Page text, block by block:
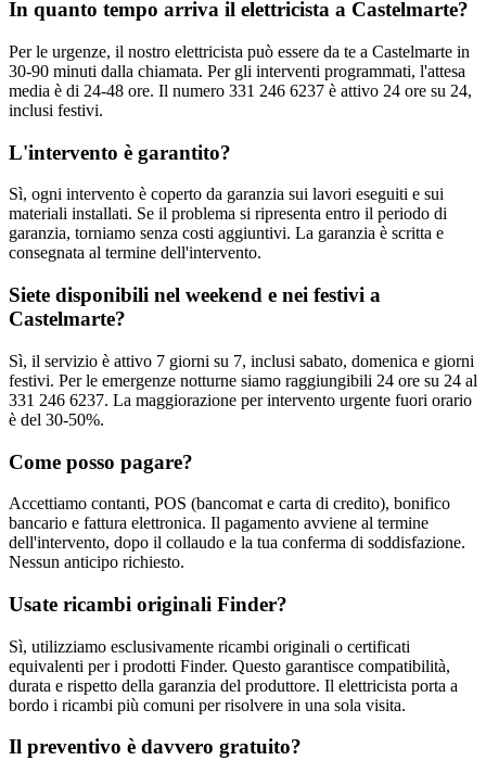
In quanto tempo arriva il elettricista a Castelmarte?
Per le urgenze, il nostro elettricista può essere da te a Castelmarte in
30-90 minuti dalla chiamata. Per gli interventi programmati, l'attesa
media è di 24-48 ore. Il numero 331 246 6237 è attivo 24 ore su 24,
inclusi festivi.
L'intervento è garantito?
Sì, ogni intervento è coperto da garanzia sui lavori eseguiti e sui
materiali installati. Se il problema si ripresenta entro il periodo di
garanzia, torniamo senza costi aggiuntivi. La garanzia è scritta e
consegnata al termine dell'intervento.
Siete disponibili nel weekend e nei festivi a
Castelmarte?
Sì, il servizio è attivo 7 giorni su 7, inclusi sabato, domenica e giorni
festivi. Per le emergenze notturne siamo raggiungibili 24 ore su 24 al
331 246 6237. La maggiorazione per intervento urgente fuori orario
è del 30-50%.
Come posso pagare?
Accettiamo contanti, POS (bancomat e carta di credito), bonifico
bancario e fattura elettronica. Il pagamento avviene al termine
dell'intervento, dopo il collaudo e la tua conferma di soddisfazione.
Nessun anticipo richiesto.
Usate ricambi originali Finder?
Sì, utilizziamo esclusivamente ricambi originali o certificati
equivalenti per i prodotti Finder. Questo garantisce compatibilità,
durata e rispetto della garanzia del produttore. Il elettricista porta a
bordo i ricambi più comuni per risolvere in una sola visita.
Il preventivo è davvero gratuito?